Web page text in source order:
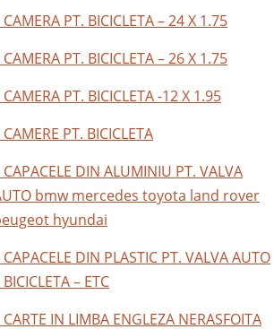
CAMERA PT. BICICLETA – 24 X 1.75
CAMERA PT. BICICLETA – 26 X 1.75
CAMERA PT. BICICLETA -12 X 1.95
CAMERE PT. BICICLETA
CAPACELE DIN ALUMINIU PT. VALVA
bmw mercedes toyota land rover
hyundai
CAPACELE DIN PLASTIC PT. VALVA AUTO
BICICLETA – ETC
CARTE IN LIMBA ENGLEZA NERASFOITA